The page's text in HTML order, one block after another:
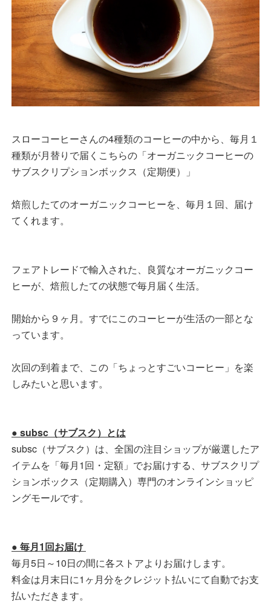
スローコーヒーさんの4種類のコーヒーの中から、毎月１
種類が月替りで届くこちらの「オーガニックコーヒーの
サブスクリプションボックス（定期便）」
焙煎したてのオーガニックコーヒーを、毎月１回、届け
てくれます。
フェアトレードで輸入された、良質なオーガニックコー
ヒーが、焙煎したての状態で毎月届く生活。
開始から９ヶ月。すでにこのコーヒーが生活の一部とな
っています。
次回の到着まで、この「ちょっとすごいコーヒー」を楽
しみたいと思います。
● subsc（サブスク）とは
subsc（サブスク）は、全国の注目ショップが厳選したア
イテムを「毎月1回・定額」でお届けする、サブスクリプ
ションボックス（定期購入）専門のオンラインショッピ
ングモールです。
● 毎月1回お届け
毎月5日～10日の間に各ストアよりお届けします。
料金は月末日に1ヶ月分をクレジット払いにて自動でお支
払いただきます。